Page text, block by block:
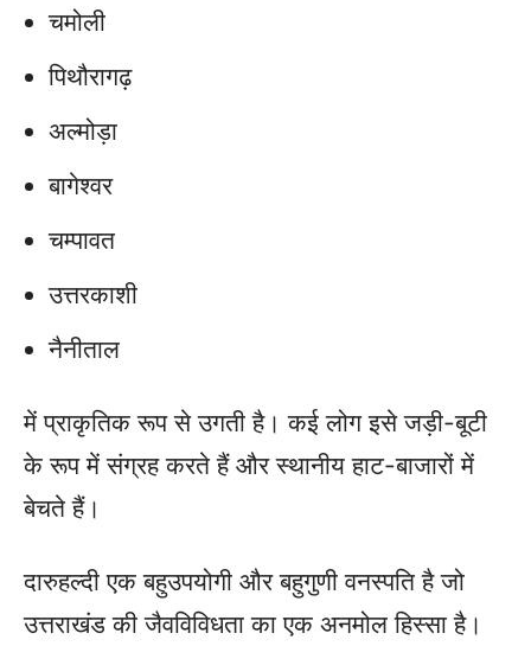
चमोली
पिथौरागढ़
अल्मोड़ा
बागेश्वर
चम्पावत
उत्तरकाशी
नैनीताल
में प्राकृतिक रूप से उगती है। कई लोग इसे जड़ी-बूटी
के रूप में संग्रह करते हैं और स्थानीय हाट-बाजारों में
बेचते हैं।
दारुहल्दी एक बहुउपयोगी और बहुगुणी वनस्पति है जो
उत्तराखंड की जैवविविधता का एक अनमोल हिस्सा है।